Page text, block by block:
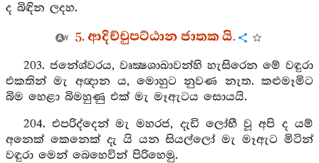
ද බිඳින ලදහ.
5. ආදිච්චුපට්ඨාන ජාතක යි.
203. ජනේශ්වරය, වෘක්‍ෂශාඛාවන්හි හැසිරෙන මේ වඳුරා
එකතින් මැ අඥාන ය, මොහුට නුවණ නැත. කළුමෑමිට
බිම හෙළා බිමහුණු එක් මැ මෑඇටය සොයයි.
204. එපරිද්දෙන් මැ මහරජ, දැඩි ලෝභී වූ අපි ද යම්
අනෙක් කෙනෙක් දැ යි යන සියල්ලෝ මැ මෑඇට මිටින්
වඳුරා මෙන් බෙහෙවින් පිරිහෙමු.